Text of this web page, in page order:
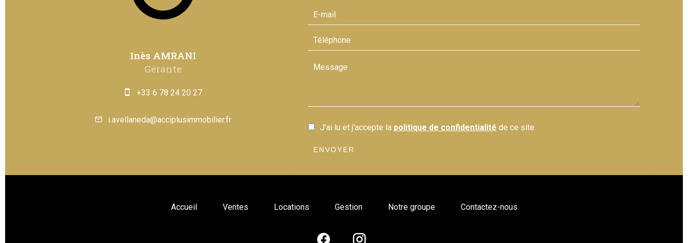
Inès AMRANI
Gérante
+33 6 78 24 20 27
i.avellaneda@acciplusimmobilier.fr
J’ai lu et j'accepte la politique de confidentialité de ce site
ENVOYER
Accueil Ventes Locations Gestion Notre groupe Contactez-nous